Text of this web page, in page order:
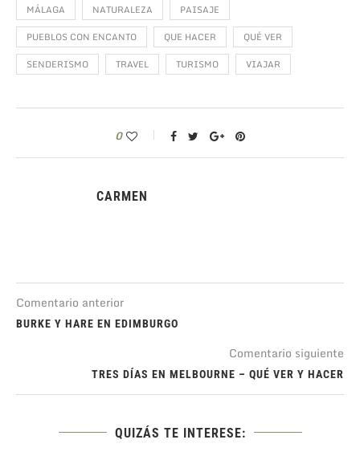
MÁLAGA NATURALEZA
PAISAJE
PUEBLOS CON ENCANTO
QUE HACER
QUÉ VER
SENDERISMO
TRAVEL TURISMO VIAJAR
0
CARMEN
Comentario anterior
BURKE Y HARE EN EDIMBURGO
Comentario siguiente
TRES DÍAS EN MELBOURNE – QUÉ VER Y HACER
QUIZÁS TE INTERESE: